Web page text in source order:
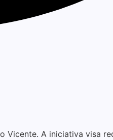
Vicente. A iniciativa visa